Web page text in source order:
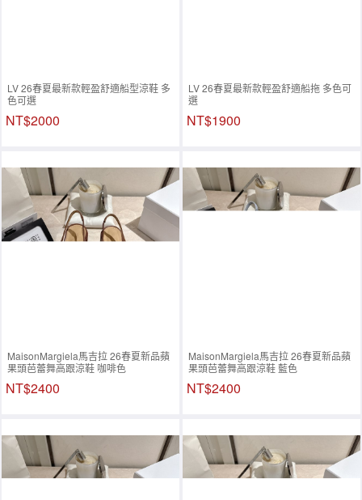
LV 26春夏最新款輕盈舒適船型涼鞋 多
色可選
NT$2000
LV 26春夏最新款輕盈舒適船拖 多色可
選
NT$1900
MaisonMargiela馬吉拉 26春夏新品蘋
果頭芭蕾舞高跟涼鞋 咖啡色
NT$2400
MaisonMargiela馬吉拉 26春夏新品蘋
果頭芭蕾舞高跟涼鞋 藍色
NT$2400